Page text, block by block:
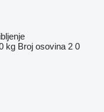
kg Broj osovina 2 0